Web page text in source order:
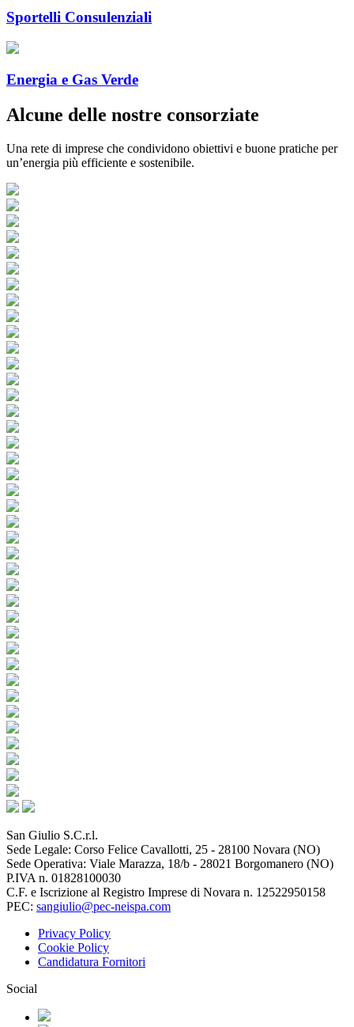
Sportelli Consulenziali
Energia e Gas Verde
Alcune delle nostre consorziate
Una rete di imprese che condividono obiettivi e buone pratiche per
un’energia più efficiente e sostenibile.
San Giulio S.C.r.l.
Sede Legale: Corso Felice Cavallotti, 25 - 28100 Novara (NO)
Sede Operativa: Viale Marazza, 18/b - 28021 Borgomanero (NO)
P.IVA n. 01828100030
C.F. e Iscrizione al Registro Imprese di Novara n. 12522950158
PEC: sangiulio@pec-neispa.com
Privacy Policy
Cookie Policy
Candidatura Fornitori
Social